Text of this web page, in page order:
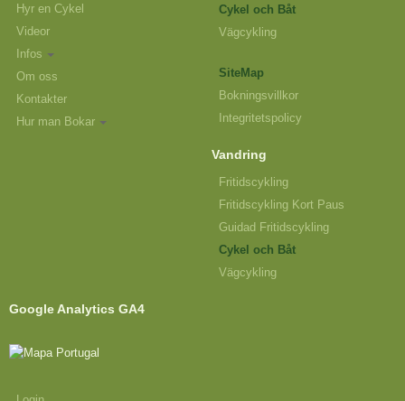
Hyr en Cykel
Videor
Infos
Om oss
Kontakter
Hur man Bokar
Cykel och Båt
Vägcykling
SiteMap
Bokningsvillkor
Integritetspolicy
Vandring
Fritidscykling
Fritidscykling Kort Paus
Guidad Fritidscykling
Cykel och Båt
Vägcykling
Google Analytics GA4